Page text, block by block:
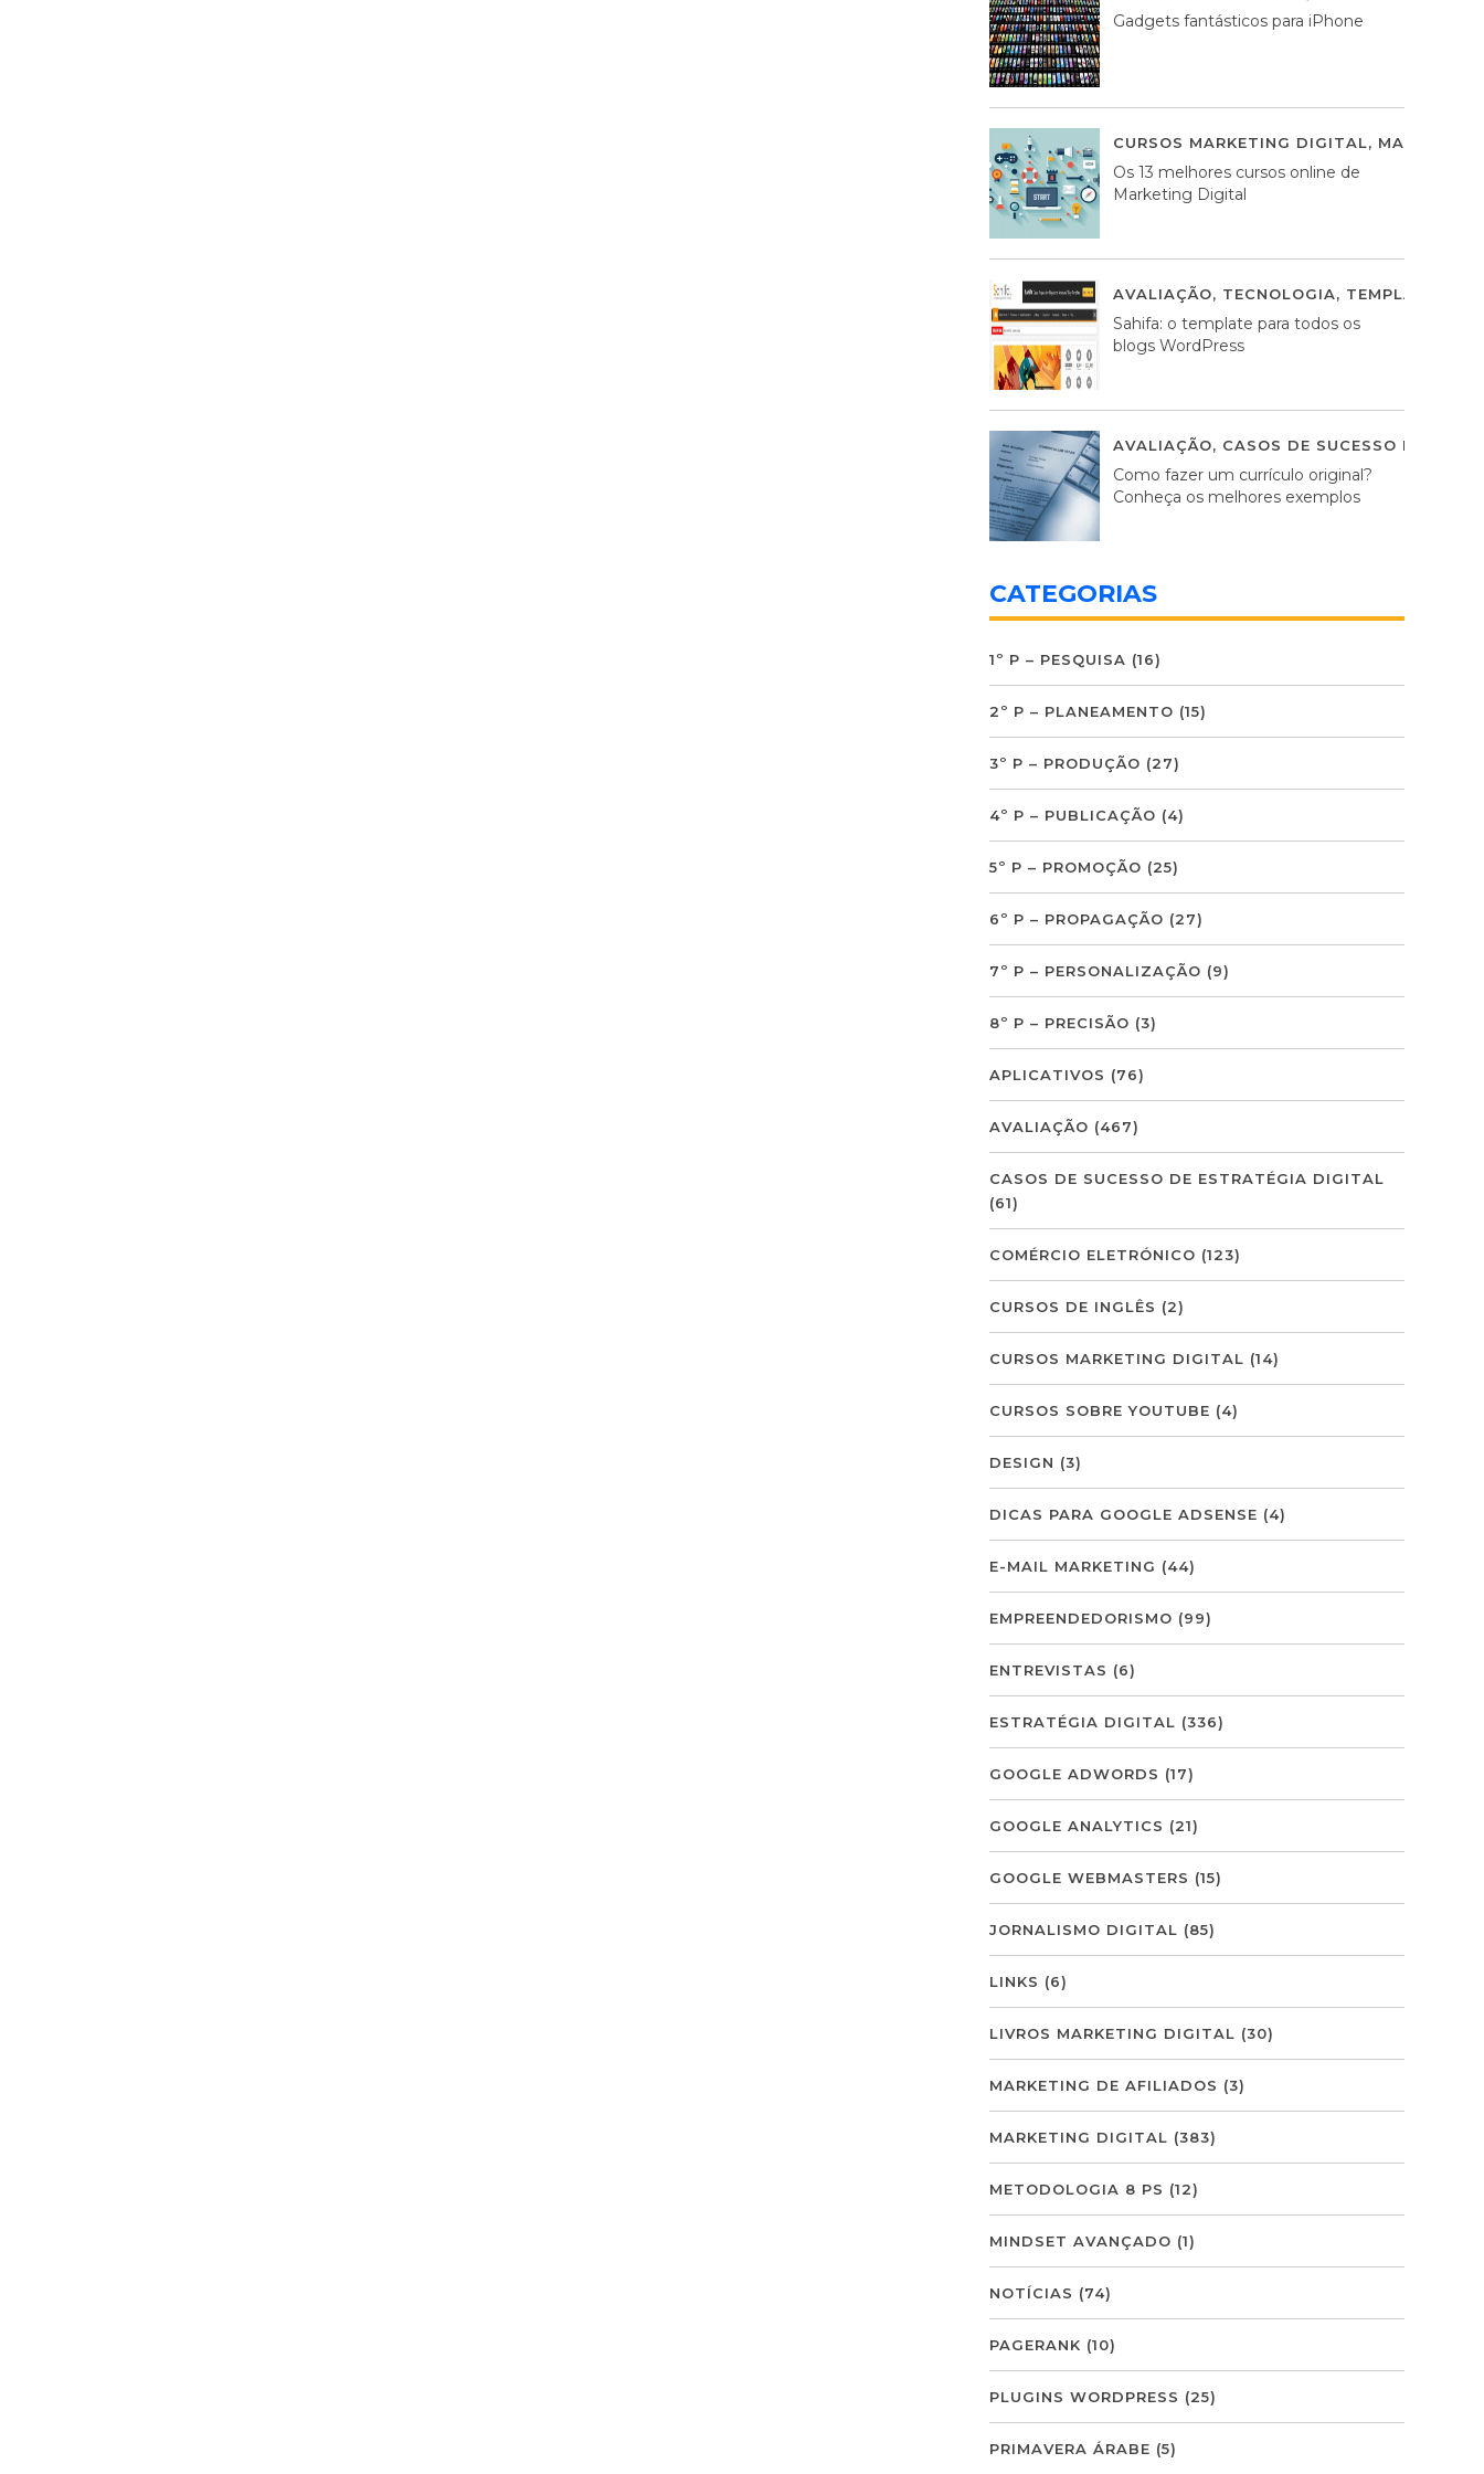
Gadgets fantásticos para iPhone
CURSOS MARKETING DIGITAL,
Os 13 melhores cursos online de
Marketing Digital
AVALIAÇÃO, TECNOLOGIA, TEMPLATES
Sahifa: o template para todos os
blogs WordPress
AVALIAÇÃO, CASOS DE SUCESSO DE
Como fazer um currículo original?
Conheça os melhores exemplos
CATEGORIAS
1º P – PESQUISA (16)
2º P – PLANEAMENTO (15)
3º P – PRODUÇÃO (27)
4º P – PUBLICAÇÃO (4)
5º P – PROMOÇÃO (25)
6º P – PROPAGAÇÃO (27)
7º P – PERSONALIZAÇÃO (9)
8º P – PRECISÃO (3)
APLICATIVOS (76)
AVALIAÇÃO (467)
CASOS DE SUCESSO DE ESTRATÉGIA DIGITAL
(61)
COMÉRCIO ELETRÓNICO (123)
CURSOS DE INGLÊS (2)
CURSOS MARKETING DIGITAL (14)
CURSOS SOBRE YOUTUBE (4)
DESIGN (3)
DICAS PARA GOOGLE ADSENSE (4)
E-MAIL MARKETING (44)
EMPREENDEDORISMO (99)
ENTREVISTAS (6)
ESTRATÉGIA DIGITAL (336)
GOOGLE ADWORDS (17)
GOOGLE ANALYTICS (21)
GOOGLE WEBMASTERS (15)
JORNALISMO DIGITAL (85)
LINKS (6)
LIVROS MARKETING DIGITAL (30)
MARKETING DE AFILIADOS (3)
MARKETING DIGITAL (383)
METODOLOGIA 8 PS (12)
MINDSET AVANÇADO (1)
NOTÍCIAS (74)
PAGERANK (10)
PLUGINS WORDPRESS (25)
PRIMAVERA ÁRABE (5)